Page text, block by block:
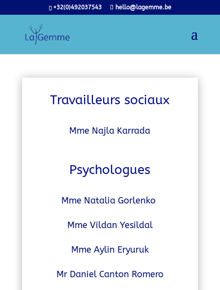
+32(0)492037543 hello@lagemme.be
Travailleurs sociaux
Mme Najla Karrada
Psychologues
Mme Natalia Gorlenko
Mme Vildan Yesildal
Mme Aylin Eryuruk
Mr Daniel Canton Romero